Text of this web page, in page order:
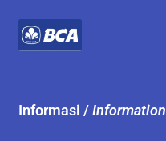
Informasi /Information